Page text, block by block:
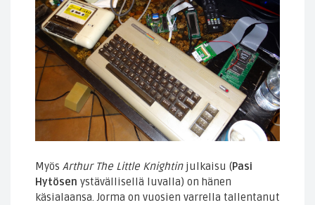
Myös Arthur The Little Knightinjulkaisu (Pasi
Hytösen ystävällisellä luvalla) on hänen
käsialaansa. Jorma on vuosien varrella tallentanut